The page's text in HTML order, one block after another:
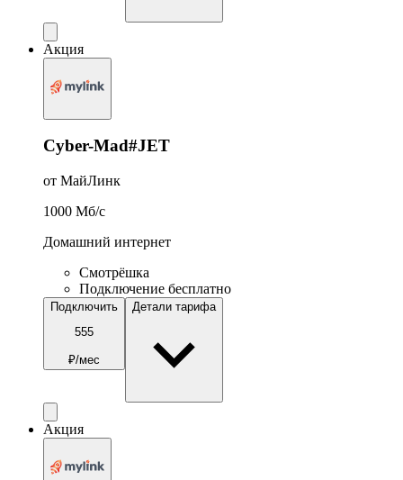
Акция
Cyber-Mad#JET
от МайЛинк
1000 Мб/c
Домашний интернет
Смотрёшка
Подключение бесплатно
Подключить
555
₽/мес
Детали тарифа
Акция